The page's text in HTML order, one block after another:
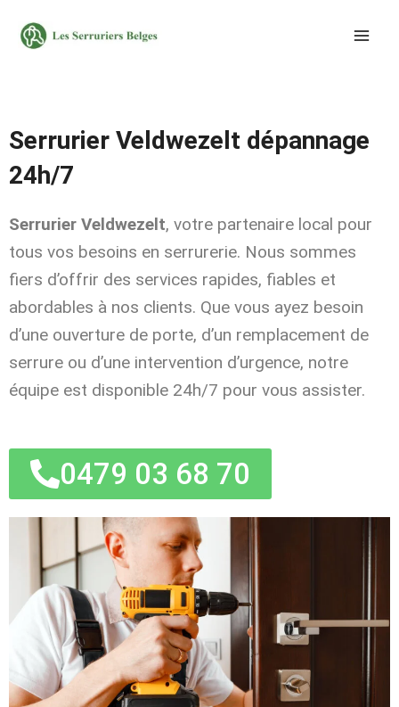
Serrurier Veldwezelt dépannage
24h/7
Serrurier Veldwezelt, votre partenaire local pour
tous vos besoins en serrurerie. Nous sommes
fiers d’offrir des services rapides, fiables et
abordables à nos clients. Que vous ayez besoin
d’une ouverture de porte, d’un remplacement de
serrure ou d’une intervention d’urgence, notre
équipe est disponible 24h/7 pour vous assister.
0479 03 68 70